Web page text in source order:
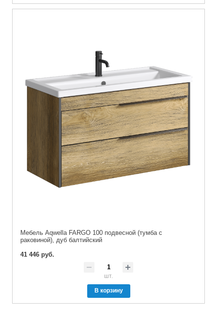
Мебель Aqwella FARGO 100 подвесной (тумба с
раковиной), дуб балтийский
41 446 руб.
шт.
В корзину